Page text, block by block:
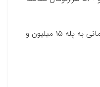
ربع سکه اما با کاهش ۱۰۰ هزارتومانی به پله ۱۵ میلیون و